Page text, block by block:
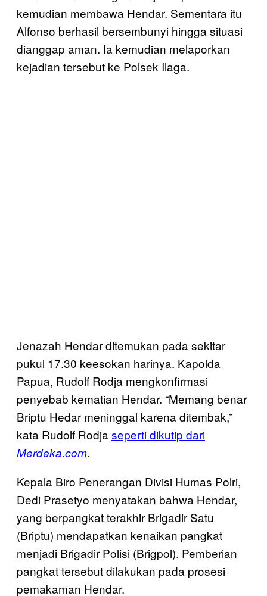
kemudian membawa Hendar. Sementara itu
Alfonso berhasil bersembunyi hingga situasi
dianggap aman. Ia kemudian melaporkan
kejadian tersebut ke Polsek Ilaga.
Jenazah Hendar ditemukan pada sekitar
pukul 17.30 keesokan harinya. Kapolda
Papua, Rudolf Rodja mengkonfirmasi
penyebab kematian Hendar. “Memang benar
Briptu Hedar meninggal karena ditembak,”
kata Rudolf Rodja seperti dikutip dari
Merdeka.com.
Kepala Biro Penerangan Divisi Humas Polri,
Dedi Prasetyo menyatakan bahwa Hendar,
yang berpangkat terakhir Brigadir Satu
(Briptu) mendapatkan kenaikan pangkat
menjadi Brigadir Polisi (Brigpol). Pemberian
pangkat tersebut dilakukan pada prosesi
pemakaman Hendar.